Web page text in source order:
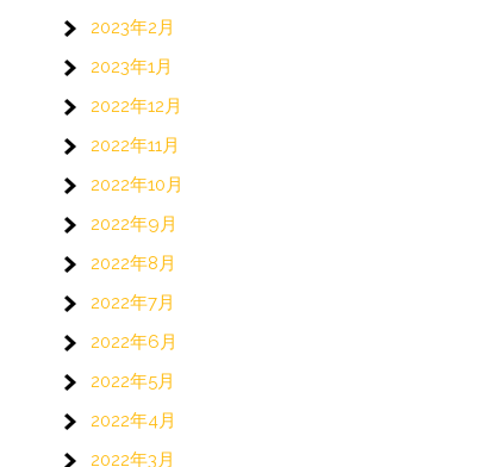
2023年2月
2023年1月
2022年12月
2022年11月
2022年10月
2022年9月
2022年8月
2022年7月
2022年6月
2022年5月
2022年4月
2022年3月